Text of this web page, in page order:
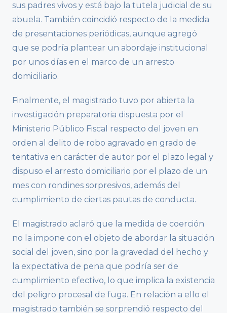
sus padres vivos y está bajo la tutela judicial de su
abuela. También coincidió respecto de la medida
de presentaciones periódicas, aunque agregó
que se podría plantear un abordaje institucional
por unos días en el marco de un arresto
domiciliario.
Finalmente, el magistrado tuvo por abierta la
investigación preparatoria dispuesta por el
Ministerio Público Fiscal respecto del joven en
orden al delito de robo agravado en grado de
tentativa en carácter de autor por el plazo legal y
dispuso el arresto domiciliario por el plazo de un
mes con rondines sorpresivos, además del
cumplimiento de ciertas pautas de conducta.
El magistrado aclaró que la medida de coerción
no la impone con el objeto de abordar la situación
social del joven, sino por la gravedad del hecho y
la expectativa de pena que podría ser de
cumplimiento efectivo, lo que implica la existencia
del peligro procesal de fuga. En relación a ello el
magistrado también se sorprendió respecto del